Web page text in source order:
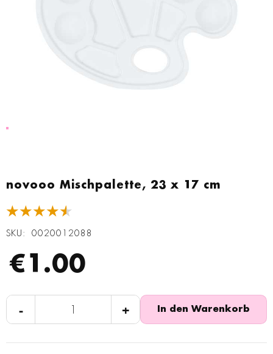
novooo Mischpalette, 23 x 17 cm
★★★★★
SKU 0020012088
€1.00
- + In den Warenkorb
Anfang
Bildgalerie